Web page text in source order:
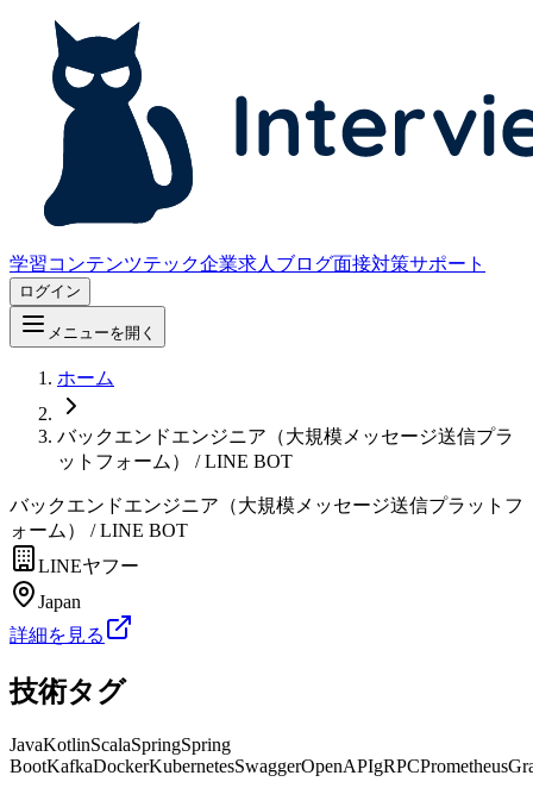
学習コンテンツテック企業求人 ブログ面接対策サポート
ログイン
メニューを開く
ホーム
バックエンドエンジニア（大規模メッセージ送信プラ
ットフォーム） / LINE BOT
バックエンドエンジニア（大規模メッセージ送信プラットフ
ォーム） / LINE BOT
LINEヤフー
Japan
詳細を見る
技術タグ
JavaKotlinScalaSpringSpring
BootKafkaDockerKubernetesSwaggerOpenAPIgRPCPrometheus